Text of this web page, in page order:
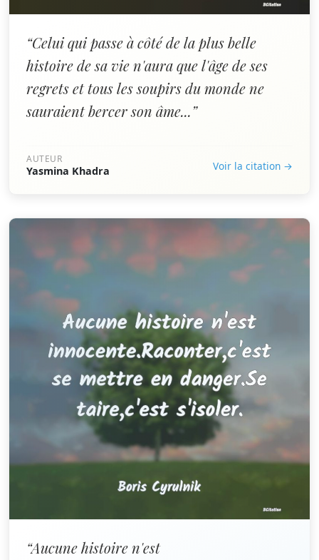
“Celui qui passe à côté de la plus belle
histoire de sa vie n'aura que l'âge de ses
regrets et tous les soupirs du monde ne
sauraient bercer son âme...”
AUTEUR
Yasmina Khadra Voir la citation →
“Aucune histoire n'est